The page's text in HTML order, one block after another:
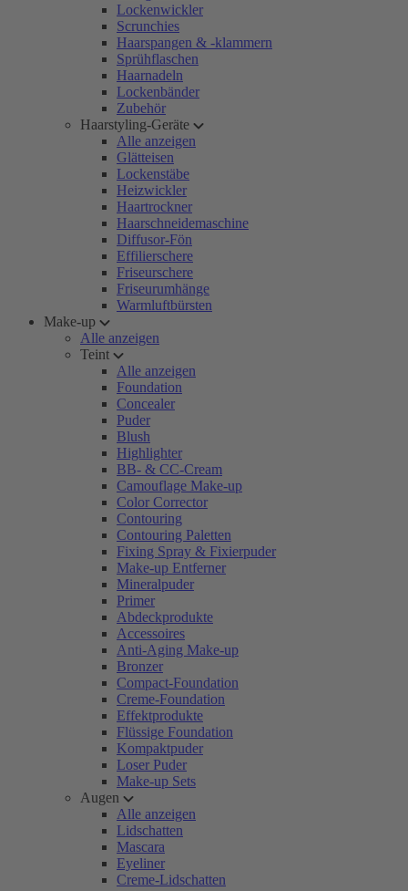
Lockenwickler
Scrunchies
Haarspangen & -klammern
Sprühflaschen
Haarnadeln
Lockenbänder
Zubehör
Haarstyling-Geräte
Alle anzeigen
Glätteisen
Lockenstäbe
Heizwickler
Haartrockner
Haarschneidemaschine
Diffusor-Fön
Effilierschere
Friseurschere
Friseurumhänge
Warmluftbürsten
Make-up
Alle anzeigen
Teint
Alle anzeigen
Foundation
Concealer
Puder
Blush
Highlighter
BB- & CC-Cream
Camouflage Make-up
Color Corrector
Contouring
Contouring Paletten
Fixing Spray & Fixierpuder
Make-up Entferner
Mineralpuder
Primer
Abdeckprodukte
Accessoires
Anti-Aging Make-up
Bronzer
Compact-Foundation
Creme-Foundation
Effektprodukte
Flüssige Foundation
Kompaktpuder
Loser Puder
Make-up Sets
Augen
Alle anzeigen
Lidschatten
Mascara
Eyeliner
Creme-Lidschatten